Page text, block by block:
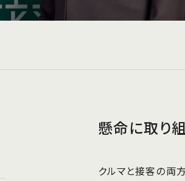
懸命に取り
クルマと接客の両